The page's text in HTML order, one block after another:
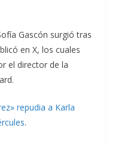
Gascón surgió tras
en X, los cuales
el director de la
repudia a Karla
.